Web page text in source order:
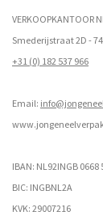
VERKOOPKANTOOR
Smederijstraat 2D -
+31 (0) 182 537 966
Email:
www.
IBAN: NL92INGB 0668
BIC: INGBNL2A
KVK: 29007216